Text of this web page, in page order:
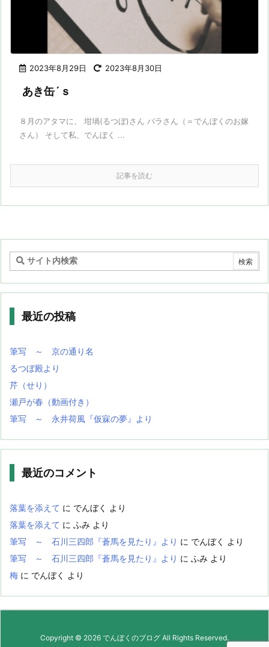
2023年8月29日 2023年8月30日
あき缶´ｓ
８月のアタマに、 坩堝(るつぼ)さん パラさん（＝でんぼくのお嫁
さん） そして私、でんぼく ...
記事を読む
最近の投稿
筆写 ～ 京の通り名
るつぼ殿より
芹（せり）
瀬戸が春（動画付き）
筆写 ～ 永井荷風『仮寐の夢』より
最近のコメント
落葉を添えて に でんぼく
より
落葉を添えて に ふみ より
筆写 ～ 石川三四郎『蒼馬を見たり』より に でんぼく
より
筆写 ～ 石川三四郎『蒼馬を見たり』より に ふみ より
梅 に でんぼく より
Copyright © 2026 でんぼくのブログ All Rights Reserved.